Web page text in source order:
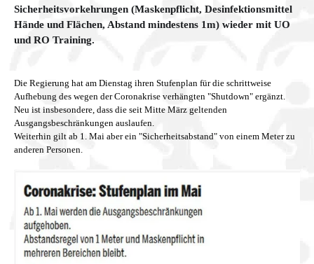
Sicherheitsvorkehrungen (Maskenpflicht, Desinfektionsmittel
Hände und Flächen, Abstand mindestens 1m) wieder mit UO
und RO Training.
Die Regierung hat am Dienstag ihren Stufenplan für die schrittweise
Aufhebung des wegen der Coronakrise verhängten "Shutdown" ergänzt.
Neu ist insbesondere, dass die seit Mitte März geltenden
Ausgangsbeschränkungen auslaufen.
Weiterhin gilt ab 1. Mai aber ein "Sicherheitsabstand" von einem Meter zu
anderen Personen.